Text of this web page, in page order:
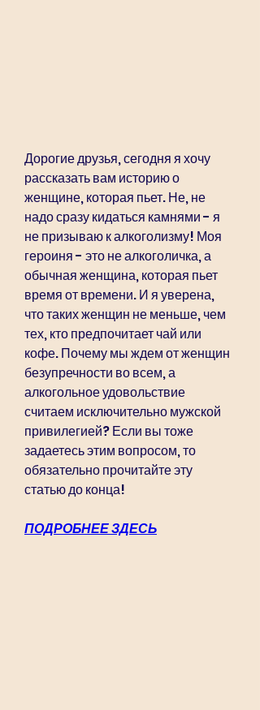
Дорогие друзья, сегодня я хочу
рассказать вам историю о
женщине, которая пьет. Не, не
надо сразу кидаться камнями - я
не призываю к алкоголизму! Моя
героиня - это не алкоголичка, а
обычная женщина, которая пьет
время от времени. И я уверена,
что таких женщин не меньше, чем
тех, кто предпочитает чай или
кофе. Почему мы ждем от женщин
безупречности во всем, а
алкогольное удовольствие
считаем исключительно мужской
привилегией? Если вы тоже
задаетесь этим вопросом, то
обязательно прочитайте эту
статью до конца!
ПОДРОБНЕЕ ЗДЕСЬ